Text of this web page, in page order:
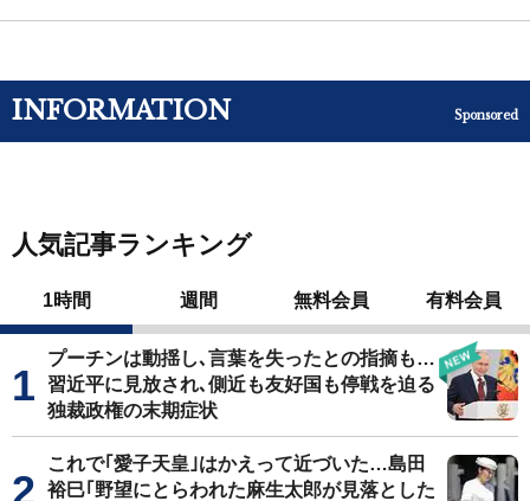
INFORMATION Sponsored
人気記事ランキング
1時間 週間 無料会員 有料会員
プーチンは動揺し､言葉を失ったとの指摘も…
習近平に見放され､側近も友好国も停戦を迫る
独裁政権の末期症状
これで｢愛子天皇｣はかえって近づいた…島田
裕巳｢野望にとらわれた麻生太郎が見落とした